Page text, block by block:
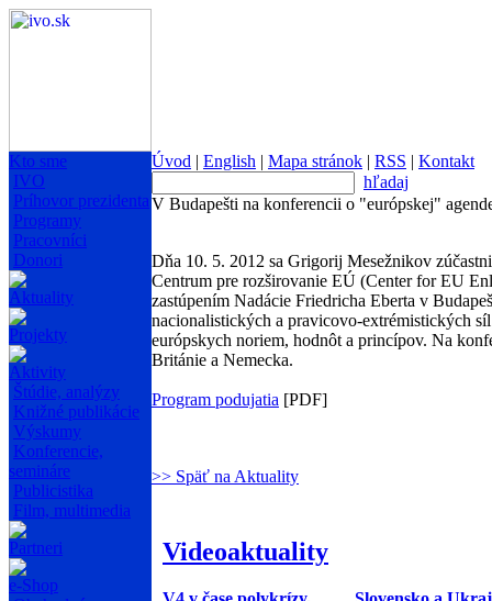
Kto sme
IVO
Príhovor prezidenta
Programy
Pracovníci
Donori
Aktuality
Projekty
Aktivity
Štúdie, analýzy
Knižné publikácie
Výskumy
Konferencie,
semináre
Publicistika
Film, multimedia
Partneri
e-Shop
Úvod | English | Mapa stránok | RSS | Kontakt
hľadaj
V Budapešti na konferencii o "európskej"
Dňa 10. 5. 2012 sa Grigorij Mesežnikov
Centrum pre rozširovanie EÚ (Center for EU
zastúpením Nadácie Friedricha Eberta v
nacionalistických a pravicovo-extrémistických
európskych noriem, hodnôt a princípov. Na
Británie a Nemecka.
Program podujatia [PDF]
>> Späť na Aktuality
Videoaktuality